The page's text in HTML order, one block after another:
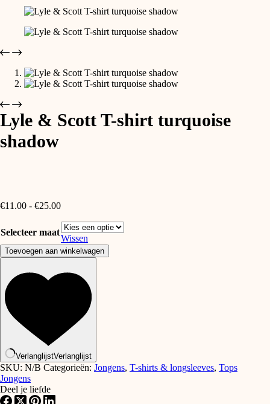
Lyle & Scott T-shirt turquoise
shadow
€11.00 - €25.00Prijsklasse:
tot
€25.00
Selecteer maat
Wissen
Lyle
&
shirt
turquoise
shadow
aantal
Toevoegen aan winkelwagen
VerlanglijstVerlanglijst
SKU: N/B Categorieën: Jongens, T-shirts & longsleeves, Tops
Jongens
Deel je liefde